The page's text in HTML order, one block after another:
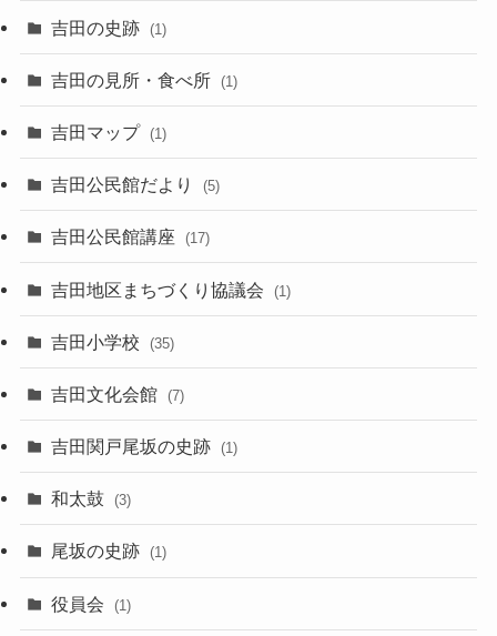
吉田の史跡 (1)
吉田の見所・食べ所 (1)
吉田マップ (1)
吉田公民館だより (5)
吉田公民館講座 (17)
吉田地区まちづくり協議会 (1)
吉田小学校 (35)
吉田文化会館 (7)
吉田関戸尾坂の史跡 (1)
和太鼓 (3)
尾坂の史跡 (1)
役員会 (1)